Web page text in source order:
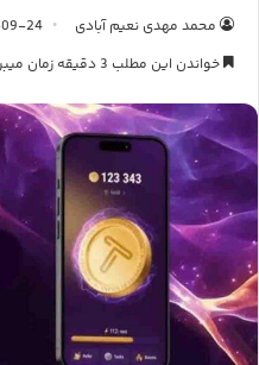
محمد مهدی نعیم آبادی
24
خواندن این مطلب 3 دقیقه زمان میبرد